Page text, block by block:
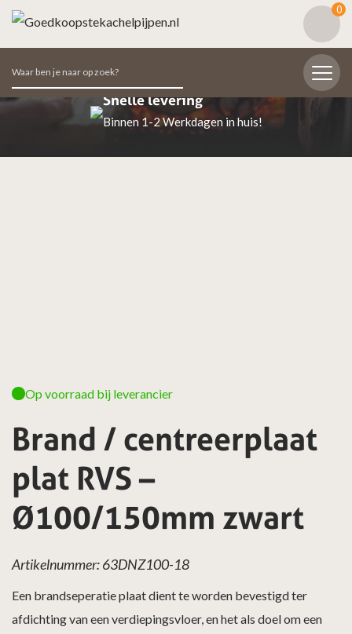
0
Zoeken
naar:
Snelle levering
Binnen 1-2 Werkdagen in huis!
Brand / centreerplaat
plat RVS –
Ø100/150mm zwart
Op voorraad bij leverancier
Artikelnummer: 63DNZ100-18
Een brandseperatie plaat dient te worden bevestigd ter
afdichting van een verdiepingsvloer, en het als doel om een